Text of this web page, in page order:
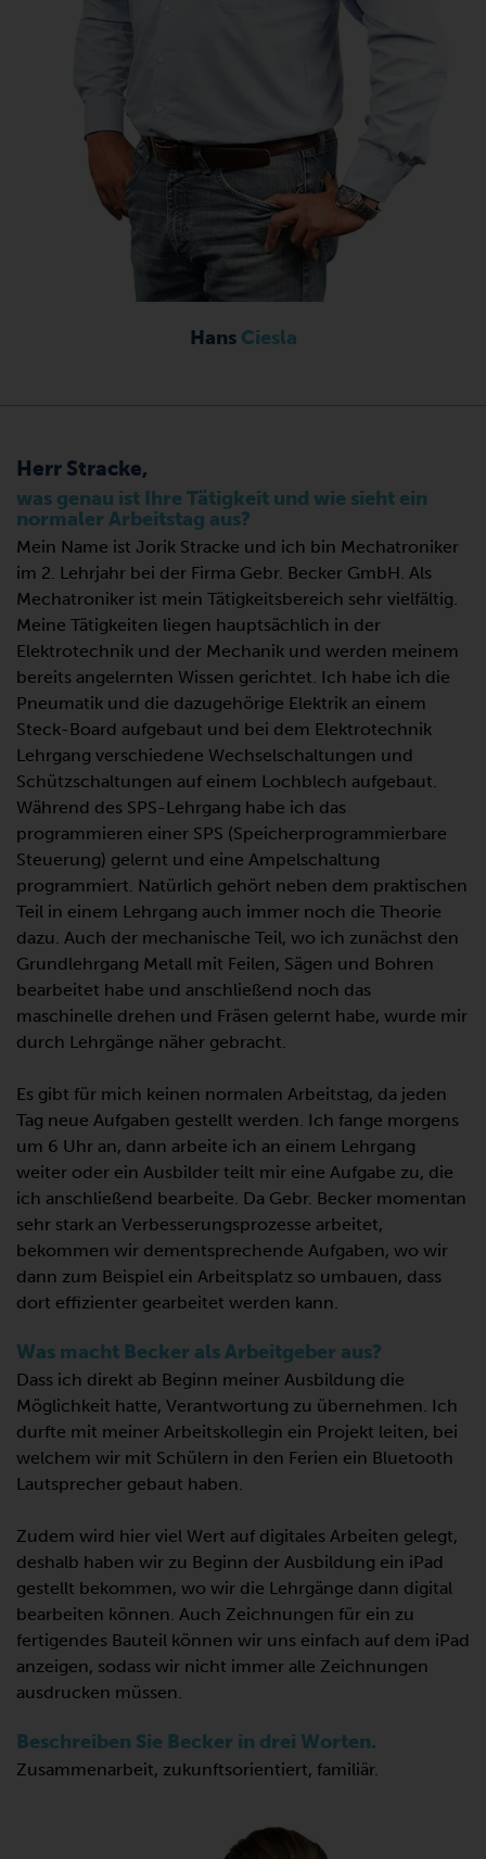
Hans Ciesla
Herr Stracke,
was genau ist Ihre Tätigkeit und wie sieht ein
normaler Arbeitstag aus?
Mein Name ist Jorik Stracke und ich bin Mechatroniker
im 2. Lehrjahr bei der Firma Gebr. Becker GmbH. Als
Mechatroniker ist mein Tätigkeitsbereich sehr vielfältig.
Meine Tätigkeiten liegen hauptsächlich in der
Elektrotechnik und der Mechanik und werden meinem
bereits angelernten Wissen gerichtet. Ich habe ich die
Pneumatik und die dazugehörige Elektrik an einem
Steck-Board aufgebaut und bei dem Elektrotechnik
Lehrgang verschiedene Wechselschaltungen und
Schützschaltungen auf einem Lochblech aufgebaut.
Während des SPS-Lehrgang habe ich das
programmieren einer SPS (Speicherprogrammierbare
Steuerung) gelernt und eine Ampelschaltung
programmiert. Natürlich gehört neben dem praktischen
Teil in einem Lehrgang auch immer noch die Theorie
dazu. Auch der mechanische Teil, wo ich zunächst den
Grundlehrgang Metall mit Feilen, Sägen und Bohren
bearbeitet habe und anschließend noch das
maschinelle drehen und Fräsen gelernt habe, wurde mir
durch Lehrgänge näher gebracht.
Es gibt für mich keinen normalen Arbeitstag, da jeden
Tag neue Aufgaben gestellt werden. Ich fange morgens
um 6 Uhr an, dann arbeite ich an einem Lehrgang
weiter oder ein Ausbilder teilt mir eine Aufgabe zu, die
ich anschließend bearbeite. Da Gebr. Becker momentan
sehr stark an Verbesserungsprozesse arbeitet,
bekommen wir dementsprechende Aufgaben, wo wir
dann zum Beispiel ein Arbeitsplatz so umbauen, dass
dort effizienter gearbeitet werden kann.
Was macht Becker als Arbeitgeber aus?
Dass ich direkt ab Beginn meiner Ausbildung die
Möglichkeit hatte, Verantwortung zu übernehmen. Ich
durfte mit meiner Arbeitskollegin ein Projekt leiten, bei
welchem wir mit Schülern in den Ferien ein Bluetooth
Lautsprecher gebaut haben.
Zudem wird hier viel Wert auf digitales Arbeiten gelegt,
deshalb haben wir zu Beginn der Ausbildung ein iPad
gestellt bekommen, wo wir die Lehrgänge dann digital
bearbeiten können. Auch Zeichnungen für ein zu
fertigendes Bauteil können wir uns einfach auf dem iPad
anzeigen, sodass wir nicht immer alle Zeichnungen
ausdrucken müssen.
Beschreiben Sie Becker in drei Worten.
Zusammenarbeit, zukunftsorientiert, familiär.